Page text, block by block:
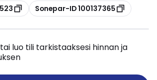
Kopioi
Sonepar-ID 100137365
luo tili tarkistaaksesi hinnan ja